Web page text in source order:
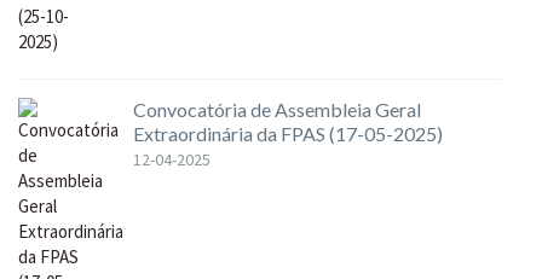
Convocatória de Assembleia Geral
Extraordinária da FPAS (17-05-2025)
12-04-2025